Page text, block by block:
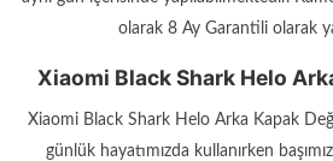
olarak 8 Ay Garantili olarak
Xiaomi Black Shark Helo
Xiaomi Black Shark Helo Arka Kapak
günlük hayatımızda kullanırken